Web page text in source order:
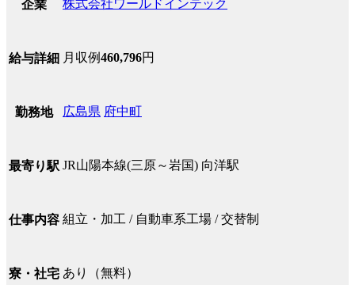
企業 株式会社ワールドインテック
給与詳細 月収例460,796円
勤務地 広島県 府中町
最寄り駅 JR山陽本線(三原～岩国) 向洋駅
仕事内容 組立・加工 / 自動車系工場 / 交替制
寮・社宅 あり（無料）